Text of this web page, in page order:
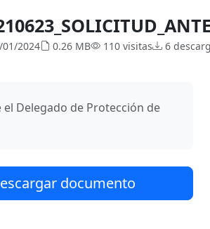
01/2024 0.26 MB 110 visitas 6
Delegado de Protección de
documento